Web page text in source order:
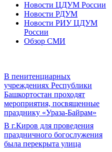
Новости ЦДУМ России
Новости РДУМ
Новости РИУ ЦДУМ
России
Обзор СМИ
В пенитенциарных
учреждениях Республики
Башкортостан проходят
мероприятия, посвященные
празднику «Ураза-Байрам»
В г.Киров для проведения
праздничного богослужения
была перекрыта улица